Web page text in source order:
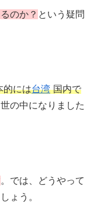
のか？ という疑問
的には台湾国内で
の中になりました
。では、どうやって
ょう。